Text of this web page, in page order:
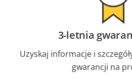
3-letnia
Uzyskaj informacje i
gwarancji na